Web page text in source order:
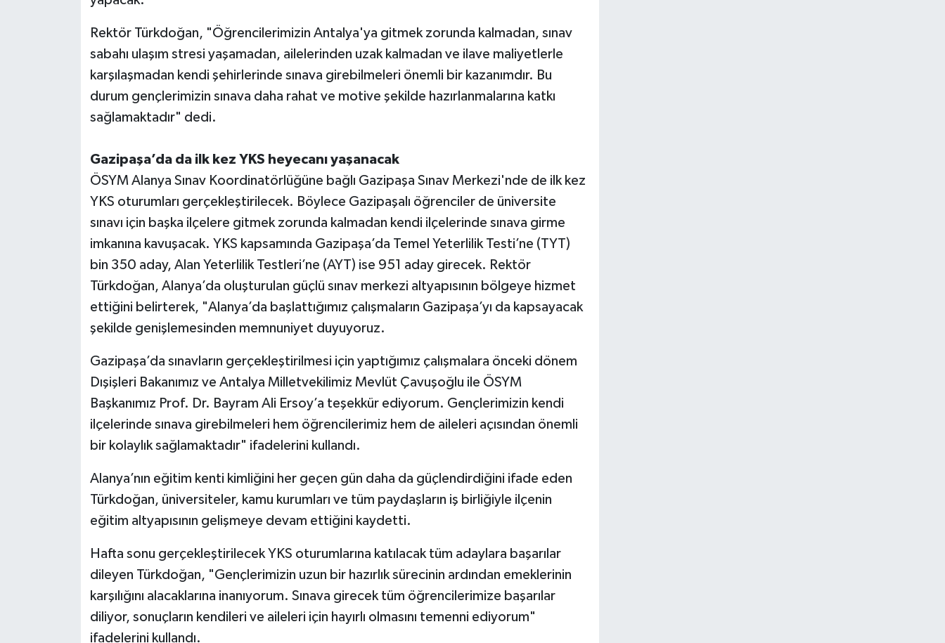
Rektör Türkdoğan, "Öğrencilerimizin Antalya'ya gitmek zorunda kalmadan, sınav
sabahı ulaşım stresi yaşamadan, ailelerinden uzak kalmadan ve ilave maliyetlerle
karşılaşmadan kendi şehirlerinde sınava girebilmeleri önemli bir kazanımdır. Bu
durum gençlerimizin sınava daha rahat ve motive şekilde hazırlanmalarına katkı
sağlamaktadır" dedi.
Gazipaşa’da da ilk kez YKS heyecanı yaşanacak
ÖSYM Alanya Sınav Koordinatörlüğüne bağlı Gazipaşa Sınav Merkezi'nde de ilk kez
YKS oturumları gerçekleştirilecek. Böylece Gazipaşalı öğrenciler de üniversite
sınavı için başka ilçelere gitmek zorunda kalmadan kendi ilçelerinde sınava girme
imkanına kavuşacak. YKS kapsamında Gazipaşa’da Temel Yeterlilik Testi’ne (TYT)
bin 350 aday, Alan Yeterlilik Testleri’ne (AYT) ise 951 aday girecek. Rektör
Türkdoğan, Alanya’da oluşturulan güçlü sınav merkezi altyapısının bölgeye hizmet
ettiğini belirterek, "Alanya’da başlattığımız çalışmaların Gazipaşa’yı da kapsayacak
şekilde genişlemesinden memnuniyet duyuyoruz.
Gazipaşa’da sınavların gerçekleştirilmesi için yaptığımız çalışmalara önceki dönem
Dışişleri Bakanımız ve Antalya Milletvekilimiz Mevlüt Çavuşoğlu ile ÖSYM
Başkanımız Prof. Dr. Bayram Ali Ersoy’a teşekkür ediyorum. Gençlerimizin kendi
ilçelerinde sınava girebilmeleri hem öğrencilerimiz hem de aileleri açısından önemli
bir kolaylık sağlamaktadır" ifadelerini kullandı.
Alanya’nın eğitim kenti kimliğini her geçen gün daha da güçlendirdiğini ifade eden
Türkdoğan, üniversiteler, kamu kurumları ve tüm paydaşların iş birliğiyle ilçenin
eğitim altyapısının gelişmeye devam ettiğini kaydetti.
Hafta sonu gerçekleştirilecek YKS oturumlarına katılacak tüm adaylara başarılar
dileyen Türkdoğan, "Gençlerimizin uzun bir hazırlık sürecinin ardından emeklerinin
karşılığını alacaklarına inanıyorum. Sınava girecek tüm öğrencilerimize başarılar
diliyor, sonuçların kendileri ve aileleri için hayırlı olmasını temenni ediyorum"
ifadelerini kullandı.